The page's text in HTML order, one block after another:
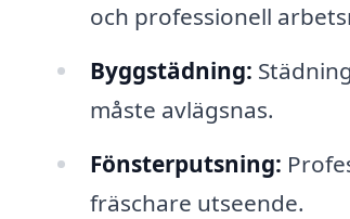
och professionell
Byggstädning:
måste avlägsnas.
Fönsterputsning:
fräschare utseende.